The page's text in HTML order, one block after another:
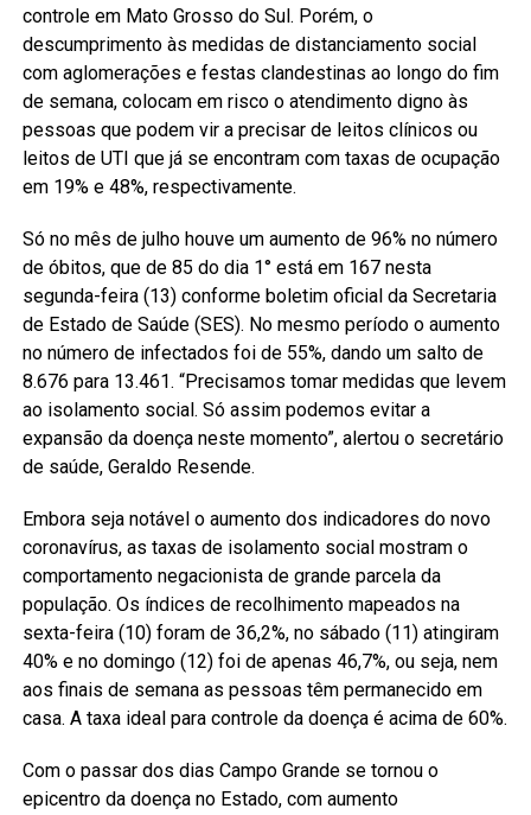
controle em Mato Grosso do Sul. Porém, o
descumprimento às medidas de distanciamento social
com aglomerações e festas clandestinas ao longo do fim
de semana, colocam em risco o atendimento digno às
pessoas que podem vir a precisar de leitos clínicos ou
leitos de UTI que já se encontram com taxas de ocupação
em 19% e 48%, respectivamente.
Só no mês de julho houve um aumento de 96% no número
de óbitos, que de 85 do dia 1° está em 167 nesta
segunda-feira (13) conforme boletim oficial da Secretaria
de Estado de Saúde (SES). No mesmo período o aumento
no número de infectados foi de 55%, dando um salto de
8.676 para 13.461. “Precisamos tomar medidas que levem
ao isolamento social. Só assim podemos evitar a
expansão da doença neste momento”, alertou o secretário
de saúde, Geraldo Resende.
Embora seja notável o aumento dos indicadores do novo
coronavírus, as taxas de isolamento social mostram o
comportamento negacionista de grande parcela da
população. Os índices de recolhimento mapeados na
sexta-feira (10) foram de 36,2%, no sábado (11) atingiram
40% e no domingo (12) foi de apenas 46,7%, ou seja, nem
aos finais de semana as pessoas têm permanecido em
casa. A taxa ideal para controle da doença é acima de 60%.
Com o passar dos dias Campo Grande se tornou o
epicentro da doença no Estado, com aumento